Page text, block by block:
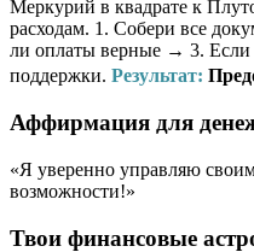
Меркурий в квадрате к
расходам. 1. Собери все
ли оплаты верные → 3. Если
поддержки. Результат:
Аффирмация для
«Я уверенно управляю
возможности!»
Твои финансовые